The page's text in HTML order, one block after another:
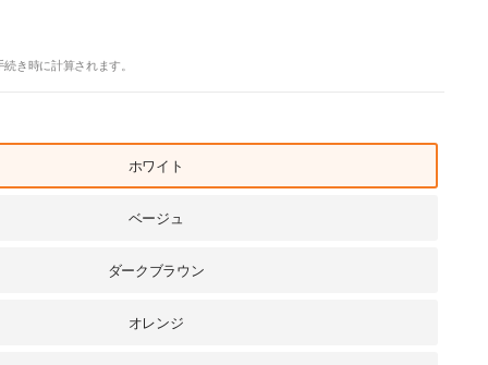
き時に計算されます。
ホワイト
ベージュ
ダークブラウン
オレンジ